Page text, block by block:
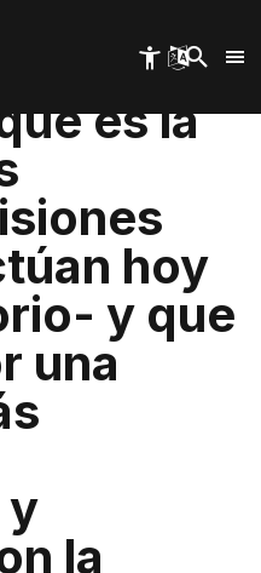
es la
hoy
y que
una
y
la